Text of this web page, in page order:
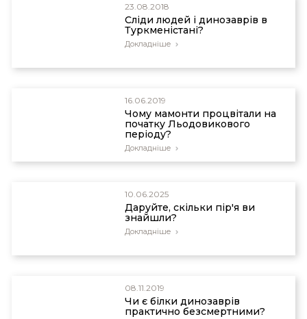
23.08.2018
Сліди людей і динозаврів в
Туркменістані?
Докладніше
16.06.2019
Чому мамонти процвітали на
початку Льодовикового
періоду?
Докладніше
10.06.2025
Даруйте, скільки пір'я ви
знайшли?
Докладніше
08.11.2019
Чи є білки динозаврів
практично безсмертними?